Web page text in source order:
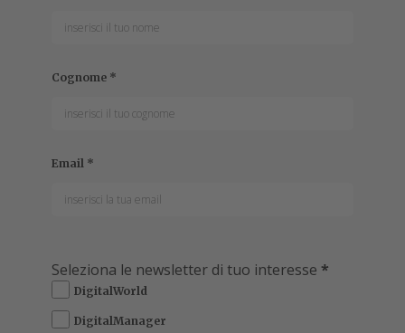
Cognome *
Email *
Seleziona le newsletter di tuo interesse *
DigitalWorld
DigitalManager